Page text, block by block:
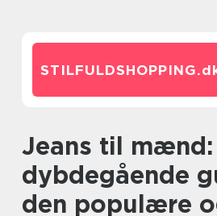
STILFULDSHOPPING.
Jeans til mænd: En
dybdegående
den populære